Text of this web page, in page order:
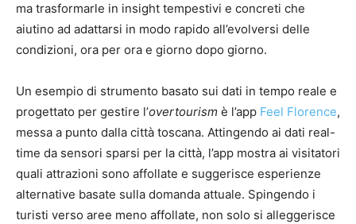
ma trasformarle in insight tempestivi e concreti che
aiutino ad adattarsi in modo rapido all’evolversi delle
condizioni, ora per ora e giorno dopo giorno.
Un esempio di strumento basato sui dati in tempo reale e
progettato per gestire l’overtourism è l’app Feel Florence,
messa a punto dalla città toscana. Attingendo ai dati real-
time da sensori sparsi per la città, l’app mostra ai visitatori
quali attrazioni sono affollate e suggerisce esperienze
alternative basate sulla domanda attuale. Spingendo i
turisti verso aree meno affollate, non solo si alleggerisce